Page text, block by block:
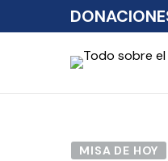
MISA DE HOY